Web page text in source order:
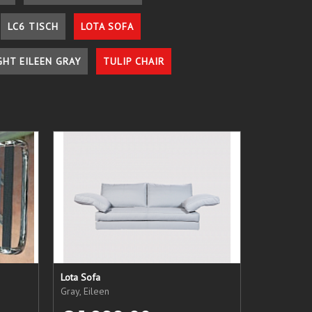
LC6 TISCH LOTA SOFA
EILEEN GRAY TULIP CHAIR
Lota Sofa
Gray, Eileen